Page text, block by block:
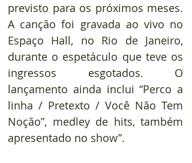
previsto para os próximos meses.
A canção foi gravada ao vivo no
Espaço Hall, no Rio de Janeiro,
durante o espetáculo que teve os
ingressos esgotados. O
lançamento ainda inclui “Perco a
linha / Pretexto / Você Não Tem
Noção”, medley de hits, também
apresentado no show”.